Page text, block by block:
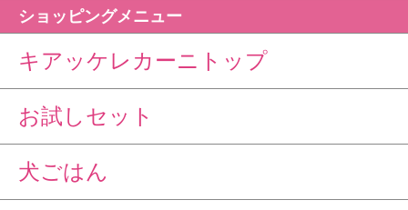
ショッピングメニュー
キアッケレカーニトップ
お試しセット
犬ごはん